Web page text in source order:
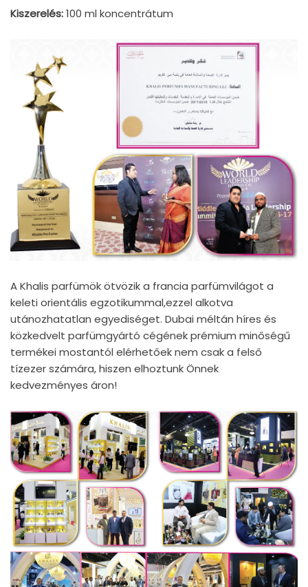
Kiszerelés:100 ml koncentrátum
A Khalis parfümök ötvözik a francia parfümvilágot a
keleti orientális egzotikummal,ezzel alkotva
utánozhatatlan egyediséget. Dubai méltán híres és
közkedvelt parfümgyártó cégének prémium minőségű
termékei mostantól elérhetőek nem csak a felső
tízezer számára, hiszen elhoztunk Önnek
kedvezményes áron!